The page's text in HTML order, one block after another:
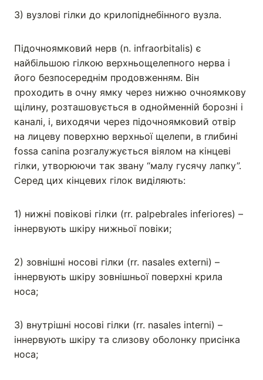
3) вузлові гілки до крилопіднебінного вузла.
Підочноямковий нерв (n. infraorbitalis) є
найбільшою гілкою верхньощелепного нерва і
його безпосереднім продовженням. Він
проходить в очну ямку через нижню очноямкову
щілину, розташовується в однойменній борозні і
каналі, і, виходячи через підочноямковий отвір
на лицеву поверхню верхньої щелепи, в глибині
fossa canina розгалужується віялом на кінцеві
гілки, утворюючи так звану “малу гусячу лапку”.
Серед цих кінцевих гілок виділяють:
1) нижні повікові гілки (rr. palpebrales inferiores) –
іннервують шкіру нижньої повіки;
2) зовнішні носові гілки (rr. nasales externi) –
іннервують шкіру зовнішньої поверхні крила
носа;
3) внутрішні носові гілки (rr. nasales interni) –
іннервують шкіру та слизову оболонку присінка
носа;